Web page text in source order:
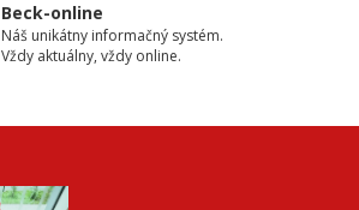
Beck-online
Náš unikátny informačný systém.
Vždy aktuálny, vždy online.